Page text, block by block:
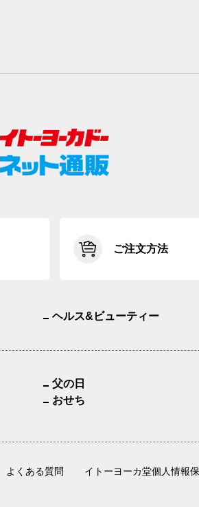
ご注文方法
ヘルス&ビューティー
父の日
おせち
よくある質問 イトーヨーカ堂個人情報